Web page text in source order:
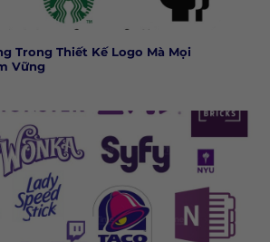
Trong Thiết Kế Logo Mà Mọi
Vững